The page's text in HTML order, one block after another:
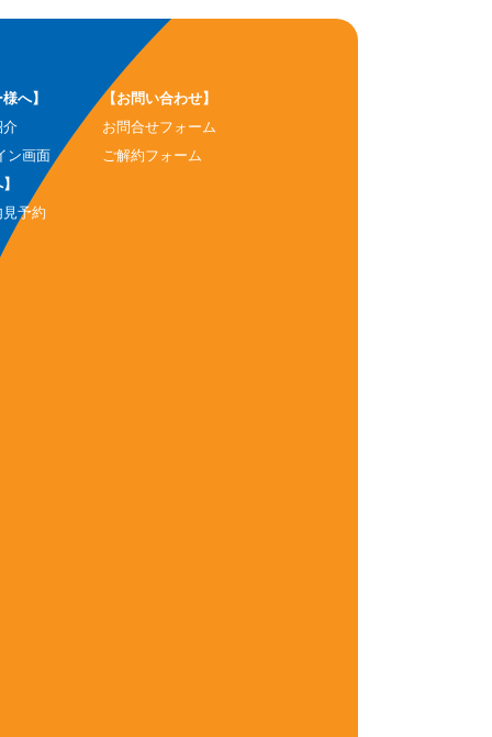
へ】
介
ン画面
予約
【お問い合わせ】
お問合せフォーム
ご解約フォーム